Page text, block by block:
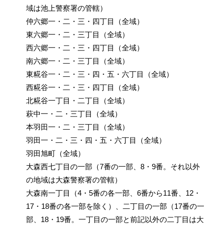
域は池上警察署の管轄）
仲六郷一・二・三・四丁目（全域）
東六郷一・二・三丁目（全域）
西六郷一・二・三・四丁目（全域）
南六郷一・二・三丁目（全域）
東糀谷一・二・三・四・五・六丁目（全域）
西糀谷一・二・三・四丁目（全域）
北糀谷一丁目・二丁目（全域）
萩中一・二・三丁目（全域）
本羽田一・二・三丁目（全域）
羽田一・二・三・四・五・六丁目（全域）
羽田旭町（全域）
大森西七丁目の一部（7番の一部、8・9番。それ以外
の地域は大森警察署の管轄）
大森南一丁目（4・5番の各一部、6番から11番、12・
17・18番の各一部を除く）、二丁目の一部（17番の一
部、18・19番。一丁目の一部と前記以外の二丁目は大